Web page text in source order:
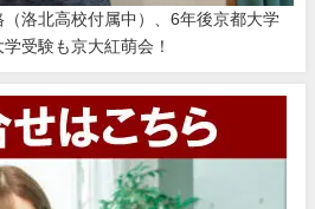
洛北高校付属中）、6年後京都大学
受験も京大紅萌会！